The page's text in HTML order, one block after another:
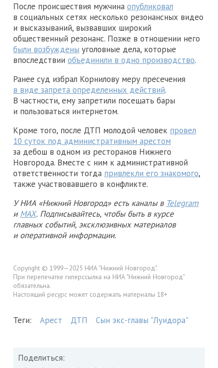
После происшествия мужчина опубликовал
в социальных сетях несколько резонансных видео
и высказываний, вызвавших широкий
общественный резонанс. Позже в отношении него
были возбуждены уголовные дела, которые
впоследствии объединили в одно производство.
Ранее суд избрал Корнилову меру пресечения
в виде запрета определенных действий.
В частности, ему запретили посещать бары
и пользоваться интернетом.
Кроме того, после ДТП молодой человек провел
10 суток под административным арестом
за дебош в одном из ресторанов Нижнего
Новгорода. Вместе с ним к административной
ответственности тогда привлекли его знакомого,
также участвовавшего в конфликте.
У НИА «Нижний Новгород» есть каналы в Telegram
и MAX. Подписывайтесь, чтобы быть в курсе
главных событий, эксклюзивных материалов
и оперативной информации.
Copyright © 1999—2025 НИА "Нижний Новгород".
При перепечатке гиперссылка на НИА "Нижний Новгород"
обязательна.
Настоящий ресурс может содержать материалы 18+
Теги: Арест ДТП Сын экс-главы "Луидора"
Поделиться: